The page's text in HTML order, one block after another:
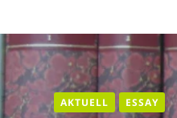
für
Literatur
und
Zeitgenossenschaft
AKTUELL ESSAY